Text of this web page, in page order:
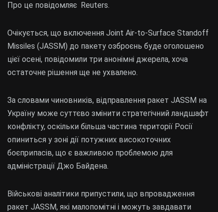
Про це повідомляє Reuters.
Очікується, що включення Joint Air-to-Surface Standoff
Missiles (JASSM) до пакету озброєнь буде оголошено
цієї осені, повідомили три анонімні джерела, хоча
остаточне рішення ще не ухвалено.
За словами чиновників, відправлення ракет JASSM на
Україну може суттєво змінити стратегічний ландшафт
конфлікту, оскільки більша частина території Росії
опиниться у зоні дії потужних високоточних
боєприпасів, що є важливою проблемою для
адміністрації Джо Байдена.
Військові аналітики припустили, що впровадження
ракет JASSM, які малопомітні і можуть завдавати